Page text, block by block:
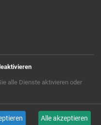
alle Dienste aktivieren oder
Alle akzeptieren